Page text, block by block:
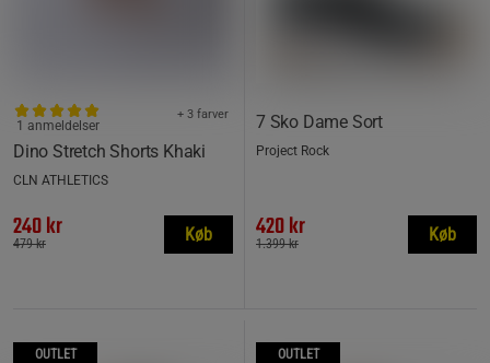
Dino Stretch Shorts Khaki
+ 3 farver
1 anmeldelser
CLN ATHLETICS
240 kr
479 kr Køb
7 Sko Dame Sort
Project Rock
420 kr
1.399 kr Køb
OUTLET
OUTLET